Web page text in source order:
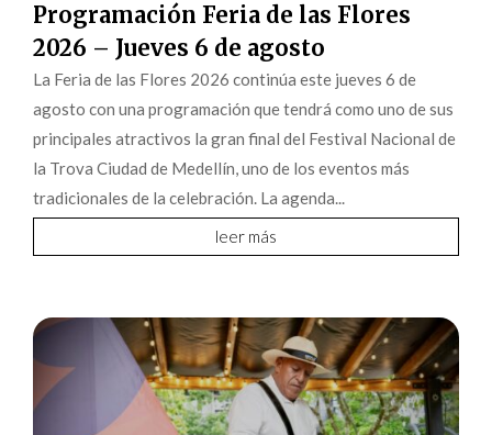
Programación Feria de las Flores
2026 – Jueves 6 de agosto
La Feria de las Flores 2026 continúa este jueves 6 de
agosto con una programación que tendrá como uno de sus
principales atractivos la gran final del Festival Nacional de
la Trova Ciudad de Medellín, uno de los eventos más
tradicionales de la celebración. La agenda...
leer más